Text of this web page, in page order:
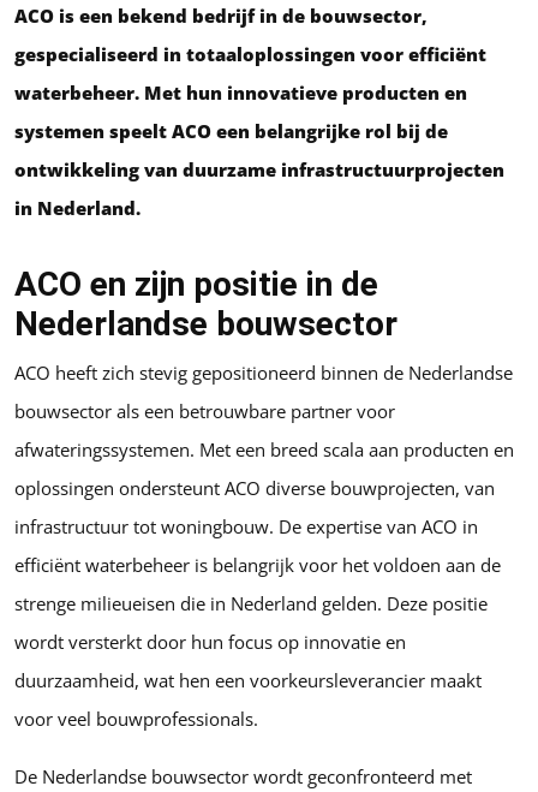
ACO is een bekend bedrijf in de bouwsector,
gespecialiseerd in totaaloplossingen voor efficiënt
waterbeheer. Met hun innovatieve producten en
systemen speelt ACO een belangrijke rol bij de
ontwikkeling van duurzame infrastructuurprojecten
in Nederland.
ACO en zijn positie in de
Nederlandse bouwsector
ACO heeft zich stevig gepositioneerd binnen de Nederlandse
bouwsector als een betrouwbare partner voor
afwateringssystemen. Met een breed scala aan producten en
oplossingen ondersteunt ACO diverse bouwprojecten, van
infrastructuur tot woningbouw. De expertise van ACO in
efficiënt waterbeheer is belangrijk voor het voldoen aan de
strenge milieueisen die in Nederland gelden. Deze positie
wordt versterkt door hun focus op innovatie en
duurzaamheid, wat hen een voorkeursleverancier maakt
voor veel bouwprofessionals.
De Nederlandse bouwsector wordt geconfronteerd met